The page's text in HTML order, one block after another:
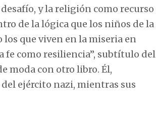
y la religión como recurso
de la lógica que los niños de la
los que viven en la miseria en
fe como resiliencia”, subtítulo del
moda con otro libro. Él,
ejército nazi, mientras sus